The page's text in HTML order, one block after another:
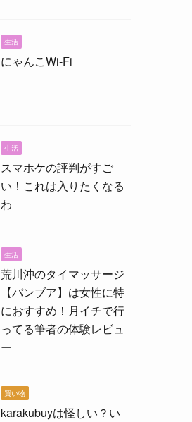
生活
にゃんこWi-Fi
生活
スマホケの評判がすご
い！これは入りたくなる
わ
生活
荒川沖のタイマッサージ
【バンブア】は女性に特
におすすめ！月イチで行
ってる筆者の体験レビュ
ー
買い物
karakubuyは怪しい？い